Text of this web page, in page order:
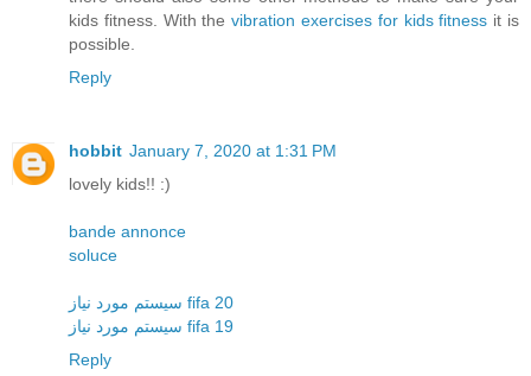
kids fitness. With thevibration exercises for kids fitness it is
possible.
Reply
hobbit January 7, 2020 at 1:31 PM
lovely kids!! :)
bande annonce
soluce
سیستم مورد نیاز fifa 20
سیستم مورد نیاز fifa 19
Reply